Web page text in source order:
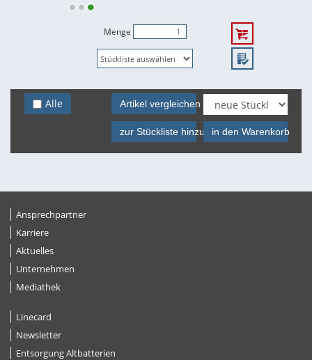
Menge
Alle Artikel vergleichen
zur Stückliste hinzufügenin den Warenkorb
Ansprechpartner
Karriere
Aktuelles
Unternehmen
Mediathek
Linecard
Newsletter
Entsorgung Altbatterien